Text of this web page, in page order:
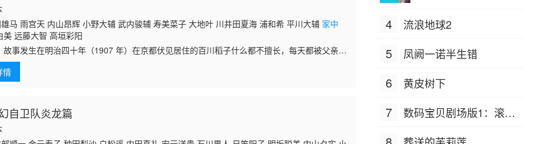
马 雨宫天 内山昂辉 小野大辅 武内骏辅 寿美菜子 大地叶 川井田夏海 浦和希 平川大辅 家中
美 远藤大智 高垣彩阳
发生在明治四十年（1907 年）在京都伏见居住的百川稻子什么都不擅长，每天都被父亲责
说的
情
自卫队炎龙篇
4 流浪地球2
5 凤阙一诺半生错
6 黄皮树下
7
数码宝贝剧场版1：滚球